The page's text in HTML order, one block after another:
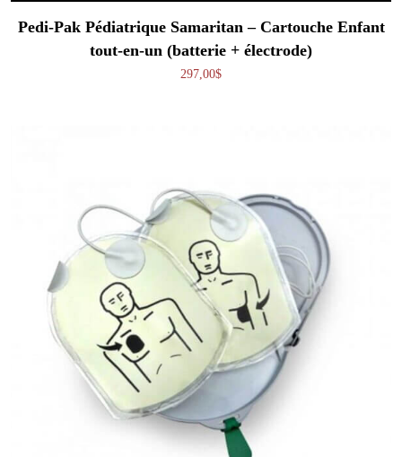
Pedi-Pak Pédiatrique Samaritan – Cartouche Enfant
tout-en-un (batterie + électrode)
297,00$